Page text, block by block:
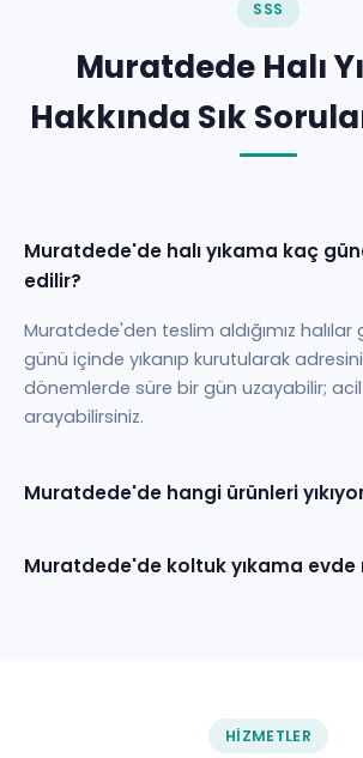
SSS
Muratdede Halı
Hakkında Sık
Muratdede'de halı yıkama kaç
edilir?
Muratdede'den teslim aldığımız halılar
günü içinde yıkanıp kurutularak
dönemlerde süre bir gün uzayabilir;
arayabilirsiniz.
Muratdede'de hangi ürünleri
Muratdede'de koltuk yıkama evde
HIZMETLER